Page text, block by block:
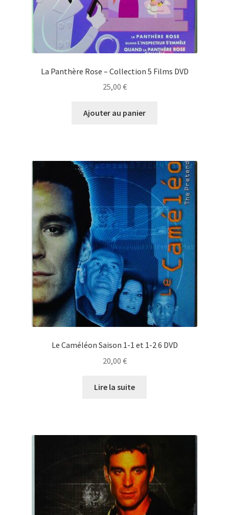
La Panthère Rose – Collection 5 Films DVD
25,00 €
Ajouter au panier
Le Caméléon Saison 1-1 et 1-2 6 DVD
20,00 €
Lire la suite